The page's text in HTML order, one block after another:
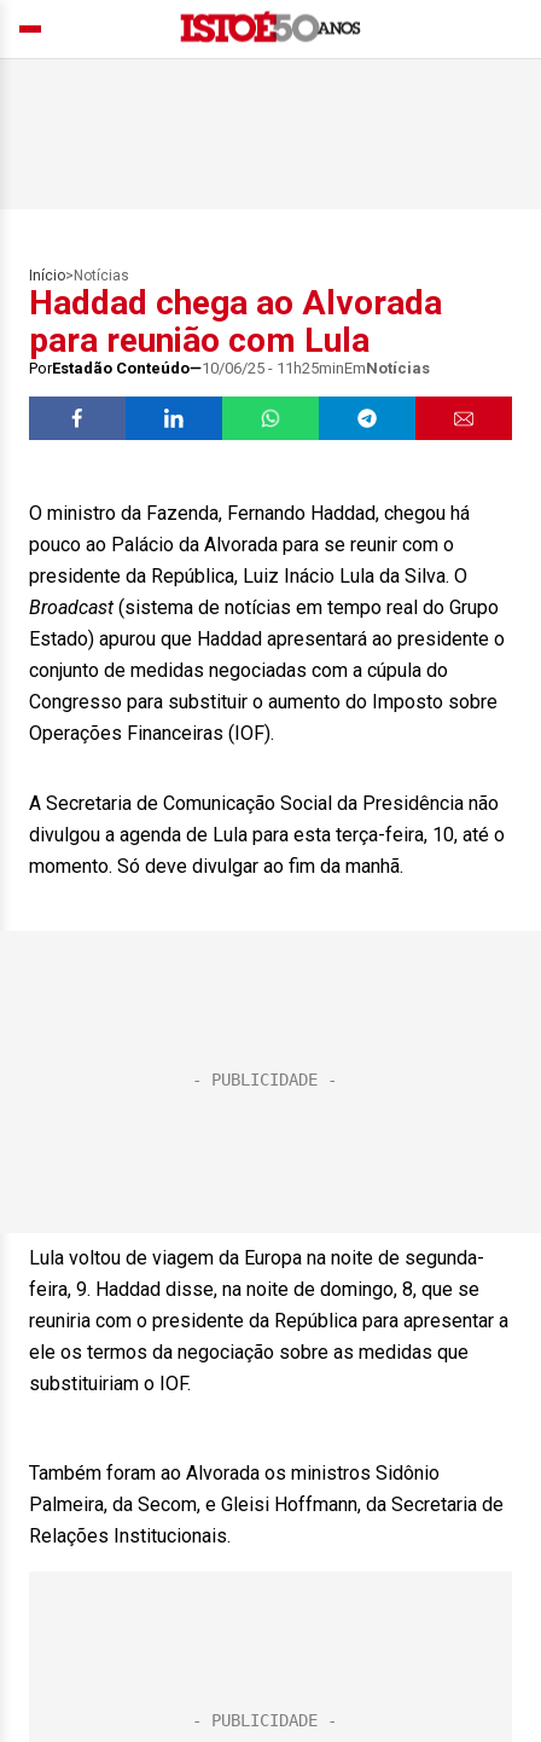
Início> Notícias
Haddad chega ao Alvorada
para reunião com Lula
PorEstadão Conteúdo 10/06/25 - 11h25minEmNotícias
O ministro da Fazenda, Fernando Haddad, chegou há
pouco ao Palácio da Alvorada para se reunir com o
presidente da República, Luiz Inácio Lula da Silva. O
Broadcast (sistema de notícias em tempo real do Grupo
Estado) apurou que Haddad apresentará ao presidente o
conjunto de medidas negociadas com a cúpula do
Congresso para substituir o aumento do Imposto sobre
Operações Financeiras (IOF).
A Secretaria de Comunicação Social da Presidência não
divulgou a agenda de Lula para esta terça-feira, 10, até o
momento. Só deve divulgar ao fim da manhã.
Lula voltou de viagem da Europa na noite de segunda-
feira, 9. Haddad disse, na noite de domingo, 8, que se
reuniria com o presidente da República para apresentar a
ele os termos da negociação sobre as medidas que
substituiriam o IOF.
Também foram ao Alvorada os ministros Sidônio
Palmeira, da Secom, e Gleisi Hoffmann, da Secretaria de
Relações Institucionais.